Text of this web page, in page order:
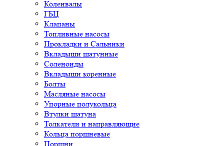
Коленвалы
ГБЦ
Клапаны
Топливные насосы
Прокладки и Сальники
Вкладыши шатунные
Соленоиды
Вкладыши коренные
Болты
Масляные насосы
Упорные полукольца
Втулки шатуна
Толкатели и направляющие
Кольца поршневые
Поршни